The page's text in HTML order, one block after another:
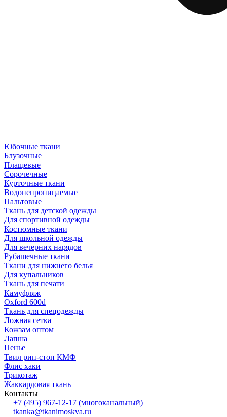
Юбочные ткани
Блузочные
Плащевые
Сорочечные
Курточные ткани
Водонепроницаемые
Пальтовые
Ткань для детской одежды
Для спортивной одежды
Костюмные ткани
Для школьной одежды
Для вечерних нарядов
Рубашечные ткани
Ткани для нижнего белья
Для купальников
Ткань для печати
Камуфляж
Oxford 600d
Ткань для спецодежды
Ложная сетка
Кожзам оптом
Лапша
Пенье
Твил рип-стоп КМФ
Флис хаки
Трикотаж
Жаккардовая ткань
Контакты
+7 (495) 967-12-17 (многоканальный)
tkanka@tkanimoskva.ru